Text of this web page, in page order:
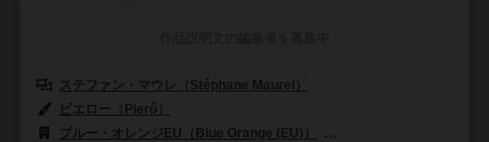
ステファン・マウレ（Stéphane Maurel）
ピエロー（Pierô）
ブルー・オレンジEU（Blue Orange (EU)）